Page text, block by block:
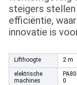
steigers
efficiëntie,
innovatie is
Lifthoogte 2 m
elektrische
machines
0